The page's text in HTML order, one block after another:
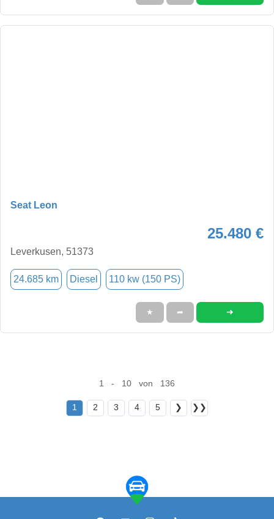
Seat Leon
25.480 €
Leverkusen, 51373
24.685 km Diesel 110 kw (150 PS)
★ ➦ ➜
1 - 10 von 136
1 2 3 4 5 ❯ ❯❯